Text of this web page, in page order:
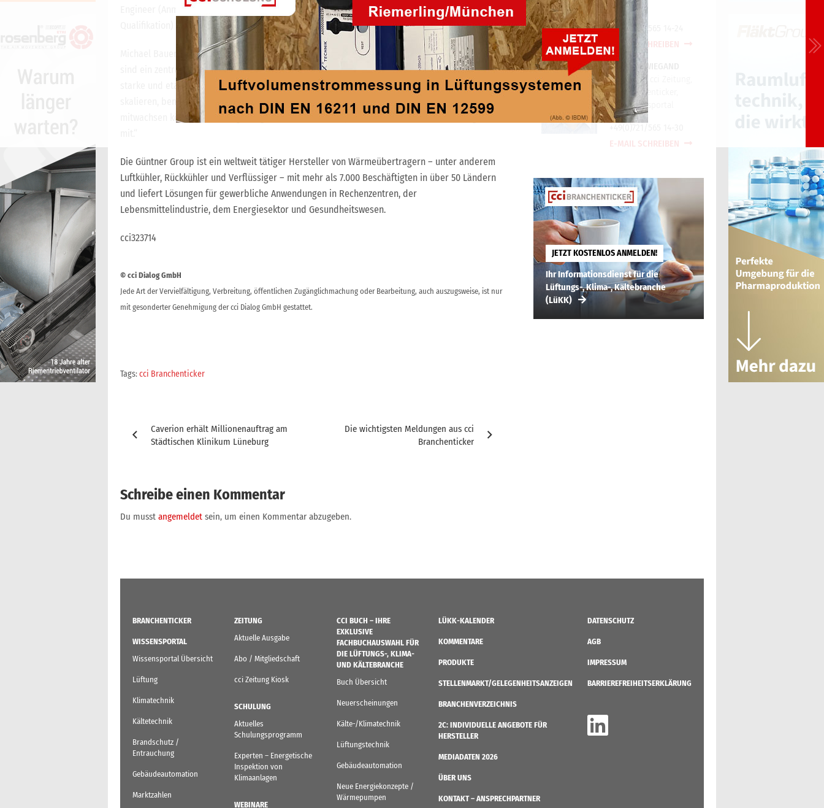
Engineer (Anm. d. Red.: international zertifizierter Ingenieurstatus mit hoher fachlicher
Qualifikation) bringt er umfassende Branchenerfahrung mit.
Michael Bauer, Head of Global Sales, Growth, and Success bei Güntner, betont: „Rechenzentren
sind ein zentraler und schnell wachsender Fokus für die Güntner Group, in dem wir bereits eine
starke und etablierte Position haben. Da KI, Cloud und kritische Infrastrukturen weiter
skalieren, benötigt der Sektor Partner mit globaler Fertigungspräsenz, die mit der Nachfrage
mitwachsen können. Yan bringt tiefgehende Branchenexpertise in diesem Wachstumssegment
Die Güntner Group ist ein weltweit tätiger Hersteller von Wärmeübertragern – unter anderem
Luftkühler, Rückkühler und Verflüssiger – mit mehr als 7.000 Beschäftigten in über 50 Ländern
und liefert Lösungen für gewerbliche Anwendungen in Rechenzentren, der
Lebensmittelindustrie, dem Energiesektor und Gesundheitswesen.
cci323714
© cci Dialog GmbH
Jede Art der Vervielfältigung, Verbreitung, öffentlichen Zugänglichmachung oder Bearbeitung, auch auszugsweise, ist nur
mit gesonderter Genehmigung der cci Dialog GmbH gestattet.
Tags:cci Branchenticker
Caverion erhält Millionenauftrag am
Städtischen Klinikum Lüneburg
Die wichtigsten Meldungen aus cci
Branchenticker
Schreibe einen Kommentar
Du musst angemeldet sein, um einen Kommentar abzugeben.
+49(0)721/565 14-24
E-MAIL SCHREIBEN
TORSTEN WIEGAND
Redaktion cci Zeitung,
cci Branchenticker,
cci Wissensportal
E-MAIL SCHREIBEN
JETZT KOSTENLOS ANMELDEN!
Ihr Informationsdienst für die
Lüftungs-, Klima-, Kältebranche
(LüKK)
BRANCHENTICKER
WISSENSPORTAL
Wissensportal Übersicht
Lüftung
Klimatechnik
Kältetechnik
Brandschutz /
Entrauchung
Gebäudeautomation
Marktzahlen
ZEITUNG
Aktuelle Ausgabe
Abo / Mitgliedschaft
cci Zeitung Kiosk
SCHULUNG
Aktuelles
Schulungsprogramm
Experten – Energetische
Inspektion von
Klimaanlagen
WEBINARE
CCI BUCH – IHRE
EXKLUSIVE
FACHBUCHAUSWAHL FÜR
DIE LÜFTUNGS-, KLIMA-
UND KÄLTEBRANCHE
Buch Übersicht
Neuerscheinungen
Kälte-/Klimatechnik
Lüftungstechnik
Gebäudeautomation
Neue Energiekonzepte /
Wärmepumpen
LÜKK-KALENDER
KOMMENTARE
PRODUKTE
STELLENMARKT/GELEGENHEITSANZEIGEN
BRANCHENVERZEICHNIS
2C: INDIVIDUELLE ANGEBOTE FÜR
HERSTELLER
MEDIADATEN 2026
ÜBER UNS
KONTAKT – ANSPRECHPARTNER
DATENSCHUTZ
AGB
IMPRESSUM
BARRIEREFREIHEITSERKLÄRUNG